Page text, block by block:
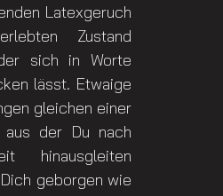
Latexgeruch
Zustand
sich in Worte
lässt. Etwaige
gleichen einer
aus der Du nach
hinausgleiten
geborgen wie